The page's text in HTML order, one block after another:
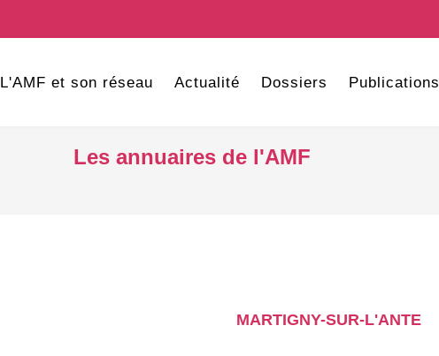
L'AMF et son réseau Actualité Dossiers Publications
Les annuaires de l'AMF
MARTIGNY-SUR-L'ANTE